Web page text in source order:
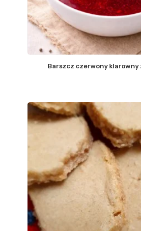
Barszcz czerwony klarowny